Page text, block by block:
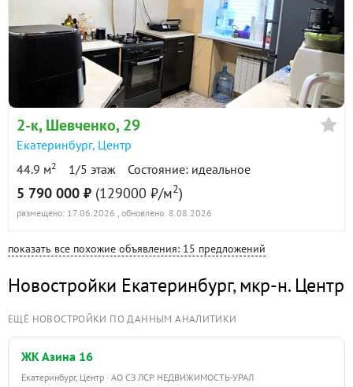
2-к, Шевченко, 29
Екатеринбург, Центр
44.9 м2 1/5 этаж Состояние: идеальное
5 790 000 ₽ (129000 ₽/м2)
размещено: 17.06.2026 , обновлено: 8.08.2026
показать все похожие объявления: 15 предложений
Новостройки Екатеринбург,мкр-н. Центр
ЕЩЁ НОВОСТРОЙКИ ПО ДАННЫМ АНАЛИТИКИ
ЖК Азина 16
Екатеринбург, Центр · АО СЗ ЛСР. НЕДВИЖИМОСТЬ-УРАЛ